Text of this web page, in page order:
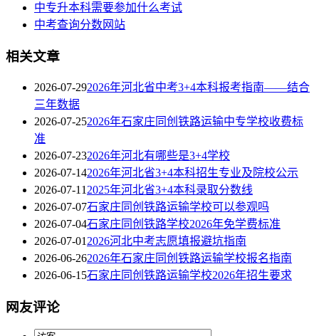
中专升本科需要参加什么考试
中考查询分数网站
相关文章
2026-07-292026年河北省中考3+4本科报考指南——结合
三年数据
2026-07-252026年石家庄同创铁路运输中专学校收费标
准
2026-07-232026年河北有哪些是3+4学校
2026-07-142026年河北省3+4本科招生专业及院校公示
2026-07-11 2025年河北省3+4本科录取分数线
2026-07-07石家庄同创铁路运输学校可以参观吗
2026-07-04石家庄同创铁路学校2026年免学费标准
2026-07-01 2026河北中考志愿填报避坑指南
2026-06-262026年石家庄同创铁路运输学校报名指南
2026-06-15石家庄同创铁路运输学校2026年招生要求
网友评论